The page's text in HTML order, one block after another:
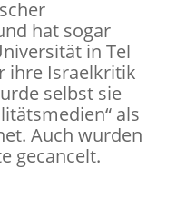
hat sogar
in Tel
ihre Israelkritik
selbst sie
als
Auch wurden
gecancelt.